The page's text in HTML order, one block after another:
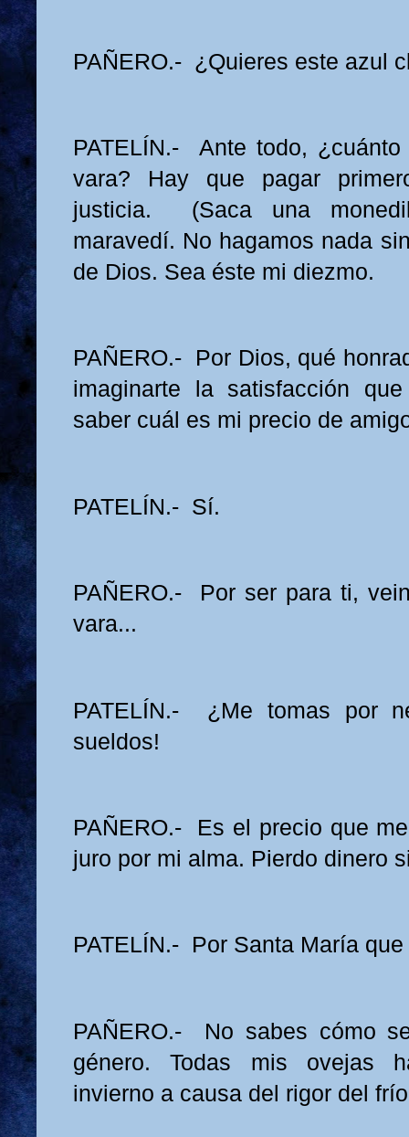
PAÑERO.- ¿Quieres este azul
PATELÍN.- Ante todo,
vara? Hay que pagar
justicia. (Saca una
maravedí. No hagamos nada
de Dios. Sea éste mi diezmo.
PAÑERO.- Por Dios, qué
imaginarte la satisfacción
saber cuál es mi precio de
PATELÍN.- Sí.
PAÑERO.- Por ser para ti,
vara...
PATELÍN.- ¿Me tomas por
sueldos!
PAÑERO.- Es el precio que
juro por mi alma. Pierdo dinero
PATELÍN.- Por Santa María
PAÑERO.- No sabes cómo
género. Todas mis ovejas
invierno a causa del rigor del